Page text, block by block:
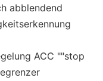
abblendend
ACC ""stop